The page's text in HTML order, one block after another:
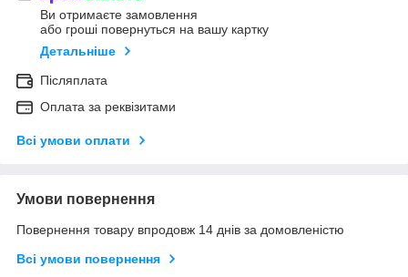
Ви отримаєте замовлення
або гроші повернуться на вашу картку
Детальніше
Післяплата
Оплата за реквізитами
Всі умови оплати
Умови повернення
Повернення товару впродовж 14 днів за домовленістю
Всі умови повернення